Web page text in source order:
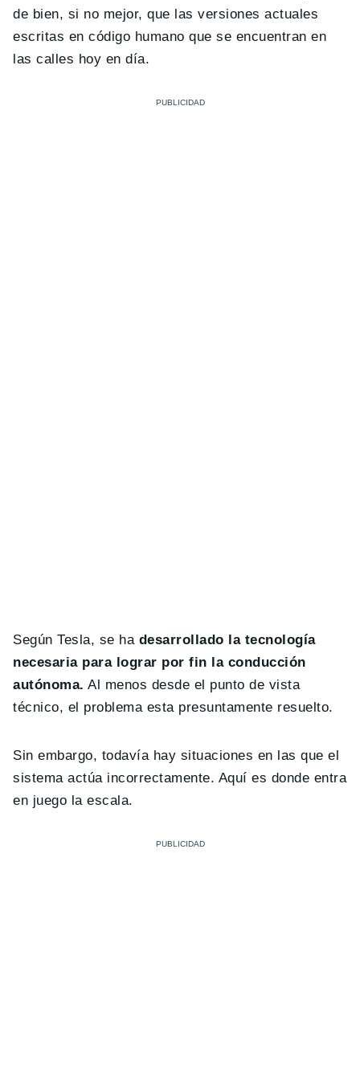
de bien, si no mejor, que las versiones actuales
escritas en código humano que se encuentran en
las calles hoy en día.
Según Tesla, se ha desarrollado la tecnología
necesaria para lograr por fin la conducción
autónoma. Al menos desde el punto de vista
técnico, el problema esta presuntamente resuelto.
Sin embargo, todavía hay situaciones en las que el
sistema actúa incorrectamente. Aquí es donde entra
en juego la escala.